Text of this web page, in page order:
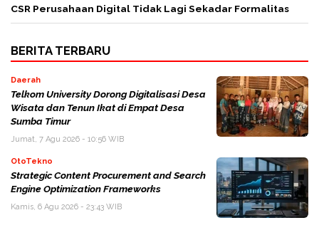
CSR Perusahaan Digital Tidak Lagi Sekadar Formalitas
BERITA TERBARU
Daerah
Telkom University Dorong Digitalisasi Desa
Wisata dan Tenun Ikat di Empat Desa
Sumba Timur
Jumat, 7 Agu 2026 - 10:56 WIB
OtoTekno
Strategic Content Procurement and Search
Engine Optimization Frameworks
Kamis, 6 Agu 2026 - 23:43 WIB